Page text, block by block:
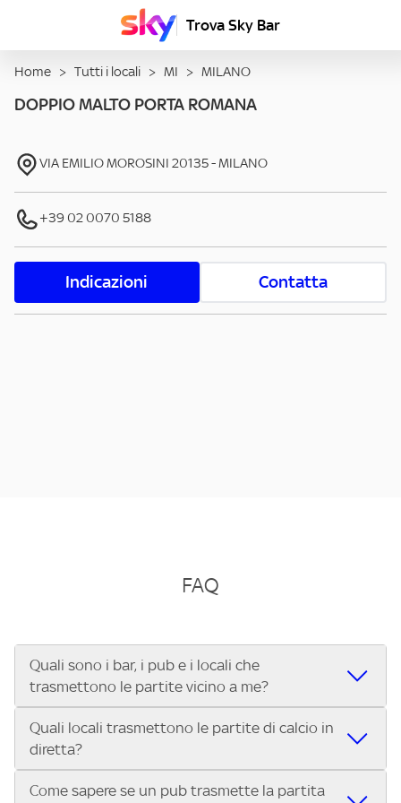
Trova Sky Bar
Home > Tutti i locali > MI > MILANO
DOPPIO MALTO PORTA ROMANA
VIA EMILIO MOROSINI 20135-MILANO
+39 02 0070 5188
Indicazioni Contatta
FAQ
Quali sono i bar, i pub e i locali che
trasmettono le partite vicino a me?
Se cerchi un bar, pub, ristorante o locale vicino a te per
vedere le partite di Serie A ENILIVE, la Serie C Sky Wifi, la
UEFA Champions League, la UEFA Europa League, la UEFA
Conference League, il Tennis, la Formula 1®, la MotoGP™ e
Quali locali trasmettono le partite di calcio in
diretta?
Vuoi sapere quali bar, pub o ristoranti mostrano le partite
Come sapere se un pub trasmette la partita